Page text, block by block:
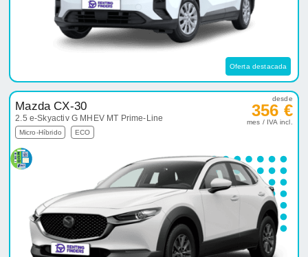
Oferta destacada
Mazda CX-30
2.5 e-Skyactiv G MHEV MT Prime-Line
Micro-Híbrido ECO
desde
356 €
mes / IVA incl.